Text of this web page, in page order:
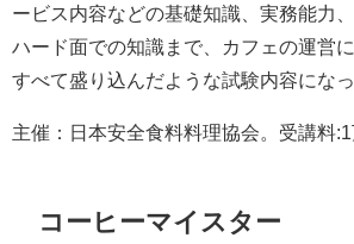
ービス内容などの基礎知識、実務能力
ハード面での知識まで、カフェの運営
すべて盛り込んだような試験内容になっ
主催：日本安全食料料理協会。受講料:1
コーヒーマイスター